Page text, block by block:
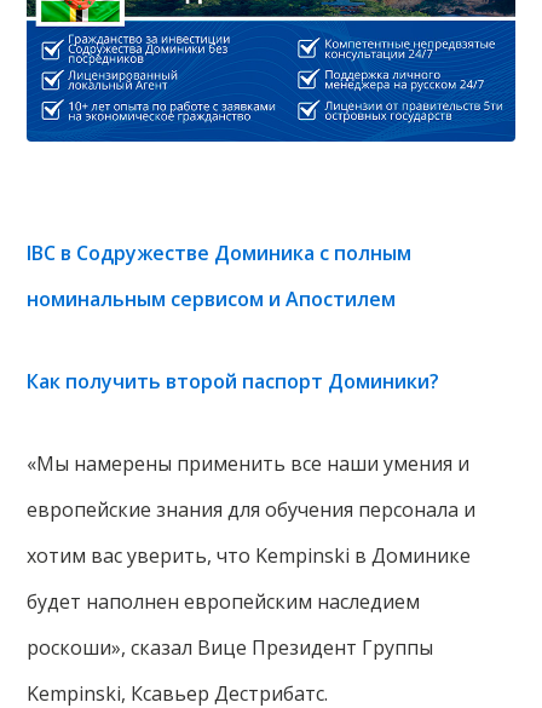
IBC в Содружестве Доминика c полным
номинальным сервисом и Апостилем
Как получить второй паспорт Доминики?
«Мы намерены применить все наши умения и
европейские знания для обучения персонала и
хотим вас уверить, что Kempinski в Доминике
будет наполнен европейским наследием
роскоши», сказал Вице Президент Группы
Kempinski, Ксавьер Дестрибатс.